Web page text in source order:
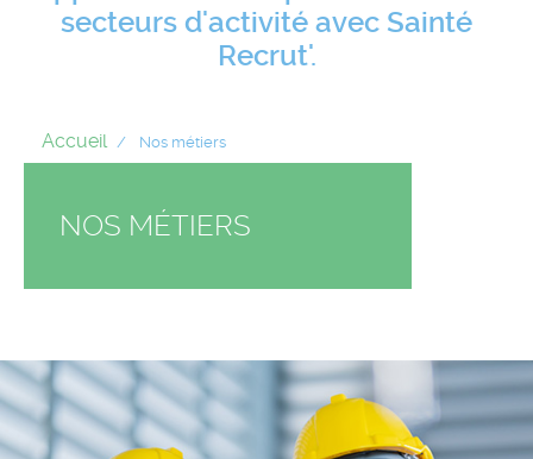
secteurs d'activité avec Sainté
Recrut'.
Accueil Nos métiers
NOS MÉTIERS